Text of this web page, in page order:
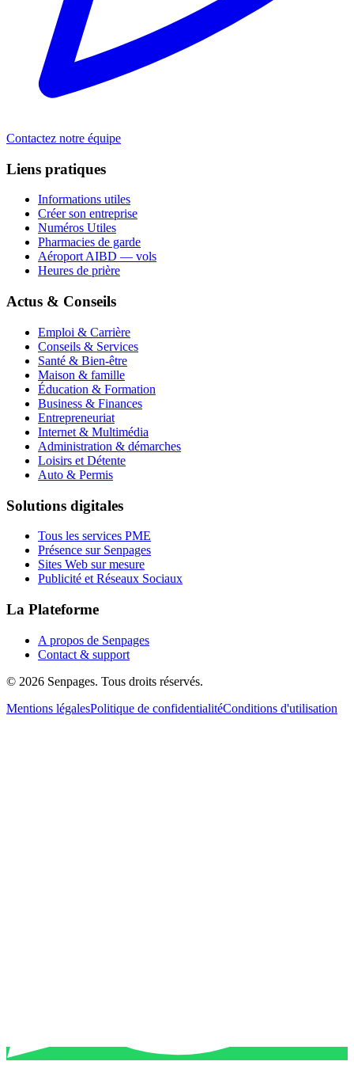
Contactez notre équipe
Liens pratiques
Informations utiles
Créer son entreprise
Numéros Utiles
Pharmacies de garde
Aéroport AIBD — vols
Heures de prière
Actus & Conseils
Emploi & Carrière
Conseils & Services
Santé & Bien-être
Maison & famille
Éducation & Formation
Business & Finances
Entrepreneuriat
Internet & Multimédia
Administration & démarches
Loisirs et Détente
Auto & Permis
Solutions digitales
Tous les services PME
Présence sur Senpages
Sites Web sur mesure
Publicité et Réseaux Sociaux
La Plateforme
A propos de Senpages
Contact & support
© 2026 Senpages. Tous droits réservés.
Mentions légalesPolitique de confidentialitéConditions d'utilisation